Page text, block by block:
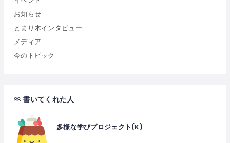
お知らせ
とまり木インタビュー
メディア
今のトピック
書いてくれた人
多様な学びプロジェクト(K)